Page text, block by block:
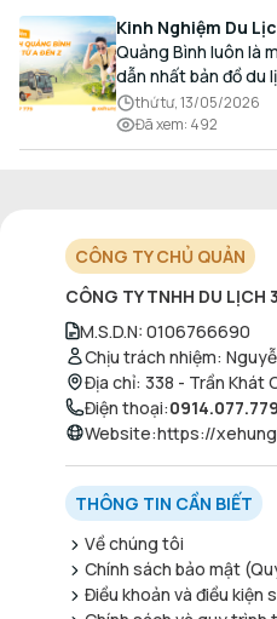
Kinh Nghiệm Du
Đến Z Chi Tiết
Quảng Bình luôn là
dẫn nhất bản đồ du
thống hang động kỳ
nét ẩm thực đậm đà
thứ tư, 13/05/2026
Đã xem: 492
CÔNG TY CHỦ QUẢN
CÔNG TY TNHH DU LỊCH
M.S.D.N: 0106766690
Chịu trách nhiệm:
Địa chỉ: 338 - Trần Khát
Điện thoại:0914.077.779
Website:https://
THÔNG TIN CẦN BIẾT
Về chúng tôi
Chính sách bảo mật
Điều khoản và điều kiện